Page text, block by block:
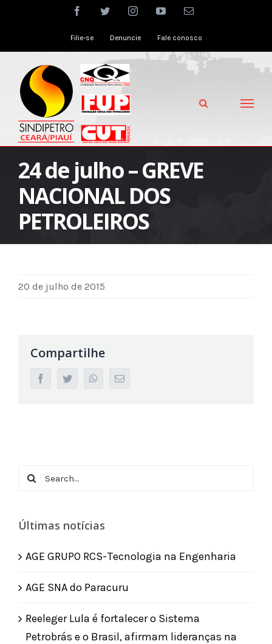
facebooktwitter instagramyoutubeEmail
Filie-se Denuncie Fale conosco
24 de julho – GREVE
NACIONAL DOS
PETROLEIROS
20 de julho de 2015
Compartilhe
facebooktwitter whatsappEmail
Search
Últimas notícias
AGE GRUPO RCS-Tecnologia na Engenharia
AGE SNA do Paracuru
Reeleger Lula é fortalecer o Sistema
Petrobrás e o Brasil, afirmam lideranças na